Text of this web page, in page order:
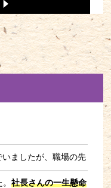
ましたが、職場の先
。社長さんの一生懸命